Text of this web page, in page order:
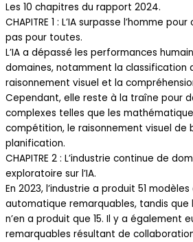
Les 10 chapitres du rapport 2024.
CHAPITRE 1 : L’IA surpasse l’homme
pas pour toutes.
L’IA a dépassé les performances
domaines, notamment la classification
raisonnement visuel et la
Cependant, elle reste à la traîne pour
complexes telles que les
compétition, le raisonnement visuel de
planification.
CHAPITRE 2 : L’industrie continue de
exploratoire sur l’IA.
En 2023, l’industrie a produit 51
automatique remarquables, tandis que
n’en a produit que 15. Il y a également
remarquables résultant de